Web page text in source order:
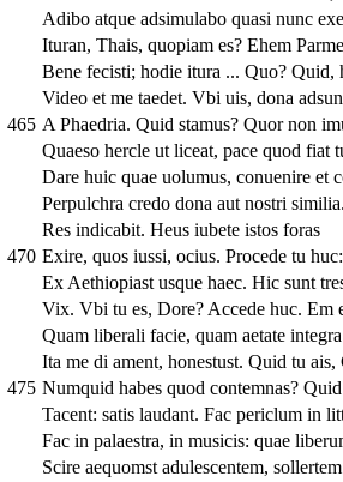
Adibo atque adsimulabo quasi nunc
Ituran, Thais, quopiam es? Ehem
Bene fecisti; hodie itura ... Quo? Quid,
Video et me taedet. Vbi uis, dona
465 A Phaedria. Quid stamus? Quor non
Quaeso hercle ut liceat, pace quod fiat
Dare huic quae uolumus, conuenire et
Perpulchra credo dona aut nostri similia.
Res indicabit. Heus iubete istos foras
470 Exire, quos iussi, ocius. Procede tu huc:
Ex Aethiopiast usque haec. Hic sunt
Vix. Vbi tu es, Dore? Accede huc. Em
Quam liberali facie, quam aetate
Ita me di ament, honestust. Quid tu ais,
475 Numquid habes quod contemnas?
Tacent: satis laudant. Fac periclum in
Fac in palaestra, in musicis: quae
Scire aequomst adulescentem,